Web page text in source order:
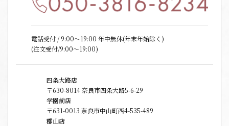
電話受付 / 9:00〜19:00 年中無休(年末年始除く)
(注文受付/9:00～19:00)
四条大路店
〒630-8014 奈良市四条大路5-6-29
学園前店
〒631-0013 奈良市中山町西4-535-489
郡山店